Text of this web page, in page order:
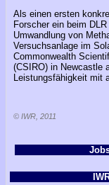
Als einen ersten
Forscher ein beim
Umwandlung von
Versuchsanlage im
Commonwealth
(CSIRO) in Newcastle
Leistungsfähigkeit mit
© IWR, 2011